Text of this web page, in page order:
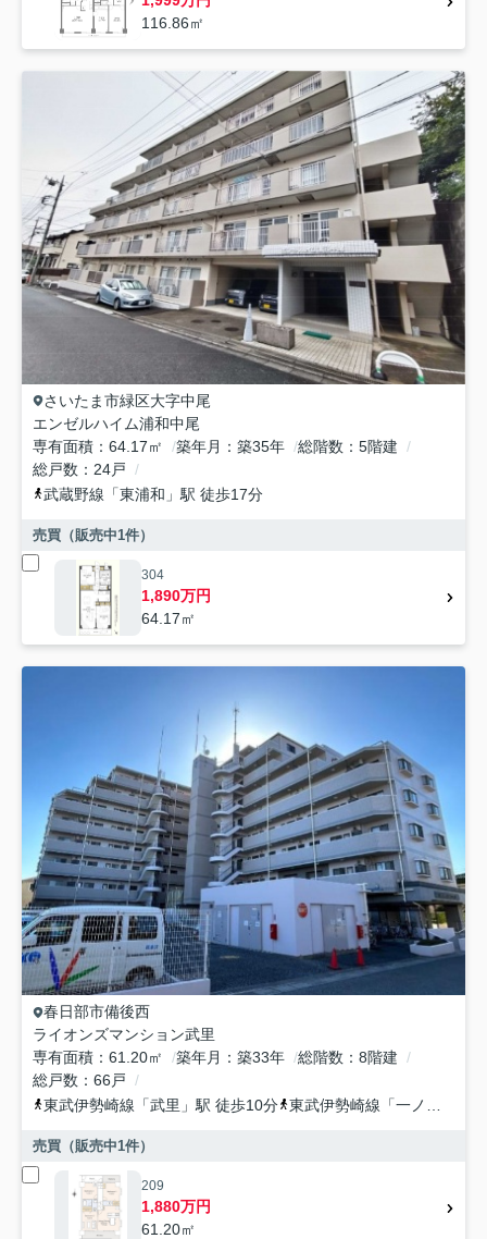
116.86㎡
さいたま市緑区大字中尾
エンゼルハイム浦和中尾
専有面積
64.17㎡ 築年月 築35年 総階数
5階建
総戸数
24戸
武蔵野線 「東浦和 」駅 徒歩17分
売買（販売中1件）
304
1,890万円
64.17㎡
春日部市備後西
ライオンズマンション武里
専有面積
61.20㎡ 築年月 築33年 総階数
8階建
総戸数
66戸
東武伊勢崎線 「武里 」駅 徒歩10分 東武伊勢崎線 「一ノ割
売買（販売中1件）
209
1,880万円
61.20㎡